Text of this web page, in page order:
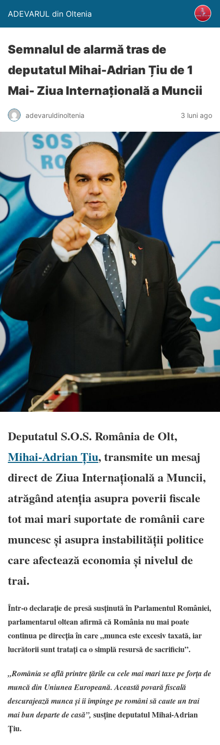
ADEVARUL din Oltenia
Semnalul de alarmă tras de
deputatul Mihai-Adrian Țiu de 1
Mai- Ziua Internațională a Muncii
adevaruldinoltenia 3 luni ago
Deputatul S.O.S. România de Olt,
Mihai-Adrian Țiu, transmite un mesaj
direct de Ziua Internațională a Muncii,
atrăgând atenția asupra poverii fiscale
tot mai mari suportate de românii care
muncesc și asupra instabilității politice
care afectează economia și nivelul de
trai.
Într-o declarație de presă susținută în Parlamentul României,
parlamentarul oltean afirmă că România nu mai poate
continua pe direcția în care „munca este excesiv taxată, iar
lucrătorii sunt tratați ca o simplă resursă de sacrificiu”.
„România se află printre țările cu cele mai mari taxe pe forța de
muncă din Uniunea Europeană. Această povară fiscală
descurajează munca și îi împinge pe români să caute un trai
mai bun departe de casă”, susține deputatul Mihai-Adrian
Țiu.